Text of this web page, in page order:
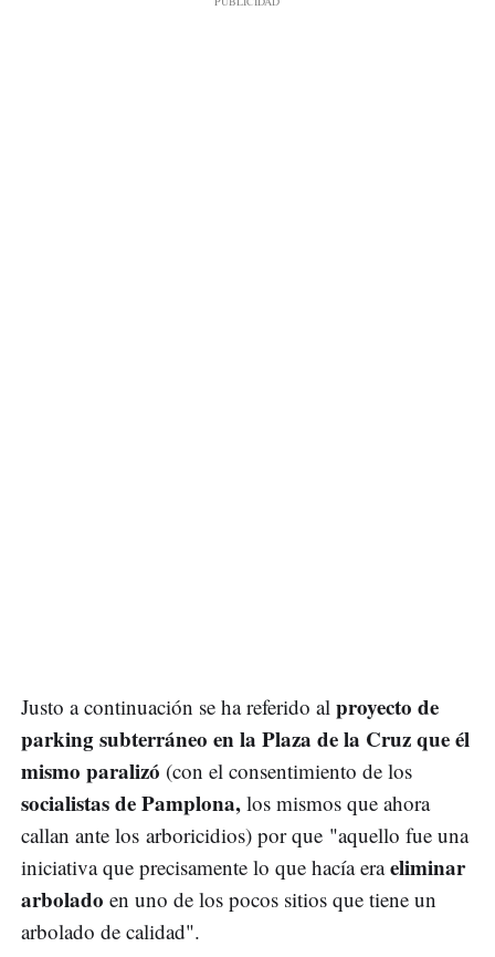
Justo a continuación se ha referido al proyecto de
parking subterráneo en la Plaza de la Cruz que él
mismo paralizó (con el consentimiento de los
socialistas de Pamplona, los mismos que ahora
callan ante los arboricidios) por que "aquello fue una
iniciativa que precisamente lo que hacía eraeliminar
arbolado en uno de los pocos sitios que tiene un
arbolado de calidad".